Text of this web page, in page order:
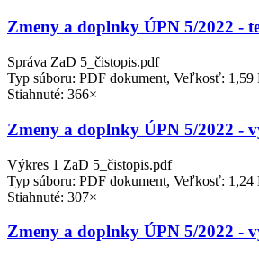
Zmeny a doplnky ÚPN 5/2022 -
Správa ZaD 5_čistopis.pdf
Typ súboru: PDF dokument, Veľkosť: 1,59
Stiahnuté: 366×
Zmeny a doplnky ÚPN 5/2022 -
Výkres 1 ZaD 5_čistopis.pdf
Typ súboru: PDF dokument, Veľkosť: 1,24
Stiahnuté: 307×
Zmeny a doplnky ÚPN 5/2022 -